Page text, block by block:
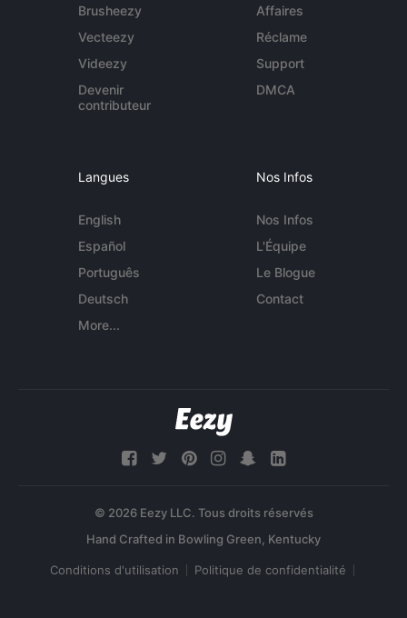
Brusheezy
Vecteezy
Videezy
Devenir
contributeur
Affaires
Réclame
Support
DMCA
Langues
English
Español
Português
Deutsch
More...
Nos Infos
Nos Infos
L'Équipe
Le Blogue
Contact
© 2026 Eezy LLC. Tous droits réservés
Conditions d'utilisation Politique de confidentialité